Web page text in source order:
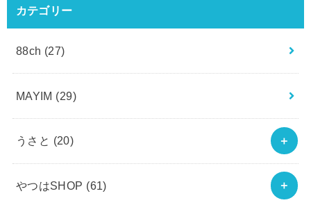
カテゴリー
88ch (27)
MAYIM (29)
うさと (20)
やつはSHOP (61)